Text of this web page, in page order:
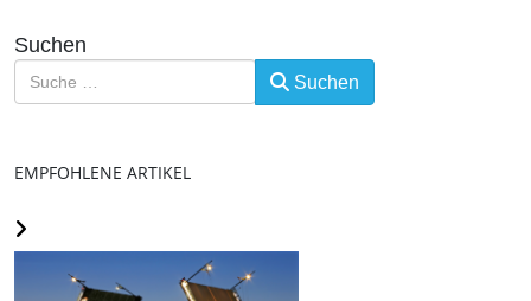
Suchen
Suchen
EMPFOHLENE ARTIKEL